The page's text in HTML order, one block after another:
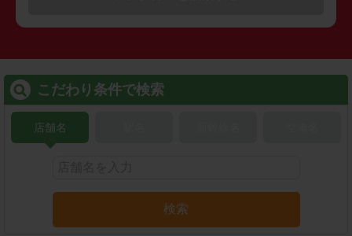
こだわり条件で検索
店舗名
検索